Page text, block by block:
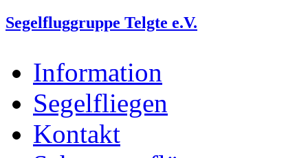
Segelfluggruppe Telgte e.V.
Information
Segelfliegen
Kontakt